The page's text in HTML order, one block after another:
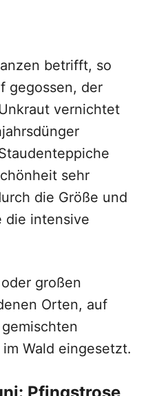
betrifft, so
gegossen, der
vernichtet
sehr
die Größe und
die intensive
großen
Orten, auf
Wald eingesetzt.